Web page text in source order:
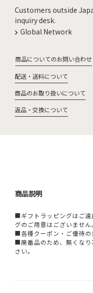
Customers outside
inquiry desk.
Global Network
商品についてのお問い合わせ
配送・送料について
商品のお取り扱いについて
返品・交換について
商品説明
■ギフトラッピングはご遠
グのご用意はございません
■各種クーポン・ご優待の
■廃番品のため、無くなり
さい。